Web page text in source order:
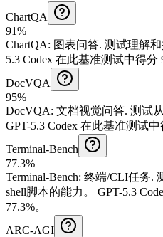
ChartQA
91%
ChartQA: 图表问答. 测试理解和
5.3 Codex 在此基准测试中得分
DocVQA
95%
DocVQA: 文档视觉问答. 测试
GPT-5.3 Codex 在此基准测试中
Terminal-Bench
77.3%
Terminal-Bench: 终端/CLI任务.
shell脚本的能力。
GPT-5.3
77.3%。
ARC-AGI